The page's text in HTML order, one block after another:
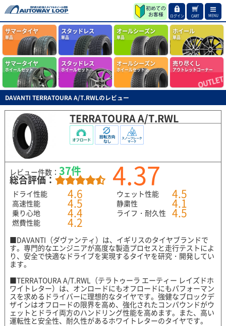
ログイン CART MENU
サマータイヤ
単品
スタッドレス
単品
オールシーズン
単品
ホイール
単品
サマータイヤ
ホイールセット
スタッドレス
ホイールセット
オールシーズン
ホイールセット
売り尽くし
アウトレットコーナー
DAVANTI TERRATOURA A/T.RWLのレビュー
TERRATOURA A/T.RWL
レビュー件数： 37件
総合評価： 4.37
ドライ性能 4.6 ウェット性能 4.5
高速性能 4.5 静粛性 4.1
乗り心地 4.4 ライフ・耐久性 4.5
燃費性能 4.2
■DAVANTI（ダヴァンティ）は、イギリスのタイヤブランドで
す。専門的なエンジニアが高度な製造プロセスと走行テストによ
り、安全で快適なドライブを実現するタイヤを研究・開発してい
ます。
■TERRATOURA A/T.RWL（テラトゥーラ エーティー レイズドホ
ワイトレター）は、オンロードにもオフロードにもパフォーマン
スを求めるドライバーに理想的なタイヤです。強健なブロックデ
ザインはオフロードの限界を高め、強化されたコンパウンドがウ
ェットとドライ両方のハンドリング性能を高めます。また、高い
運転性と安全性、耐久性があるホワイトレターのタイヤです。